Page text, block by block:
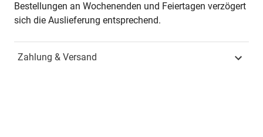
Jahr Hamburg 2017
ISBN 978-3-8300-9499-9
Bestellungen an Wochenenden und Feiertagen verzögert
sich die Auslieferung entsprechend.
Zahlung & Versand